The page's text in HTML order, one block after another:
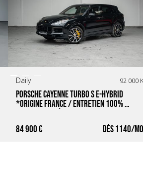
Daily 92 000
Porsche Cayenne Turbo S E-Hybrid
*Origine France / Entretien 100%
84 900 €
1140